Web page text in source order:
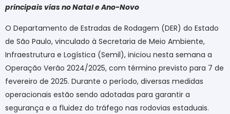
principais vias no Natal e Ano-Novo
O Departamento de Estradas de Rodagem (DER) do Estado
de São Paulo, vinculado à Secretaria de Meio Ambiente,
Infraestrutura e Logística (Semil), iniciou nesta semana a
Operação Verão 2024/2025, com término previsto para 7 de
fevereiro de 2025. Durante o período, diversas medidas
operacionais estão sendo adotadas para garantir a
segurança e a fluidez do tráfego nas rodovias estaduais.